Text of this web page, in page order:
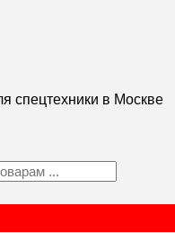
спецтехники в Москве